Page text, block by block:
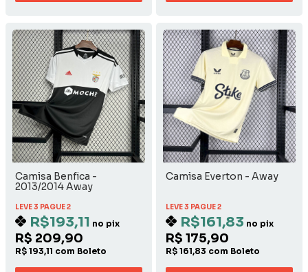
Camisa Benfica -
2013/2014 Away
LEVE 3 PAGUE 2
R$193,11 no pix
R$ 209,90
R$ 193,11 com Boleto
Camisa Everton - Away
LEVE 3 PAGUE 2
R$161,83 no pix
R$ 175,90
R$ 161,83 com Boleto